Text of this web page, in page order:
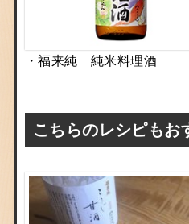
・福来純 純米料理酒
こちらのレシピもお